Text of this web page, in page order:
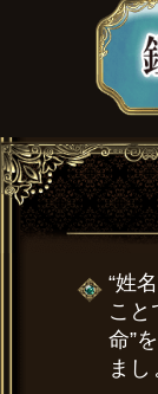
“姓
こと
命”
まし